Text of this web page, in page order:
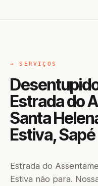
→ SERVIÇOS
Estrada do
Santa
Estiva, Sapé
Estrada do
Estiva não para.